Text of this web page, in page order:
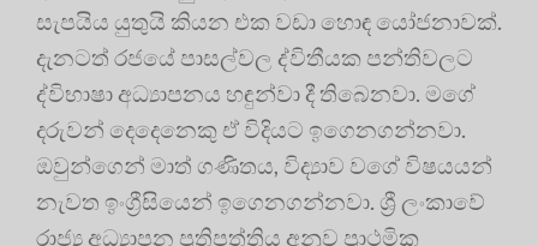
සැපයිය යුතුයි කියන එක වඩා හොඳ යෝජනාවක්.
දැනටත් රජයේ පාසල්වල ද්විතීයක පන්තිවලට
ද්විභාෂා අධ්‍යාපනය හඳුන්වා දී තිබෙනවා. මගේ
දරුවන් දෙදෙනෙකු ඒ විදියට ඉගෙනගන්නවා.
ඔවුන්ගෙන් මාත් ගණිතය, විද්‍යාව වගේ විෂයයන්
නැවත ඉංග්‍රීසියෙන් ඉගෙනගන්නවා. ශ්‍රී ලංකාවේ
රාජ්‍ය අධ්‍යාපන ප්‍රතිපත්තිය අනුව ප්‍රාථමික